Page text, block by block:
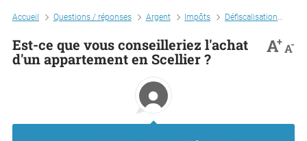
Accueil Questions / réponses Argent Impôts Défiscalisation
Est-ce que vous conseilleriez l'achat
d'un appartement en Scellier ?
A+A-